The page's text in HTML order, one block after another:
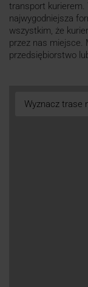
transport kurierem.
najwygodniejsza
wszystkim, że
przez nas miejsce.
przedsiębiorstwo
Wyznacz trase